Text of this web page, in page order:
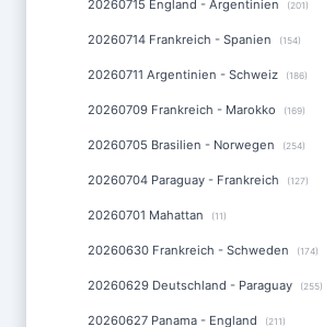
20260715 England - Argentinien (201)
20260714 Frankreich - Spanien (154)
20260711 Argentinien - Schweiz (186)
20260709 Frankreich - Marokko (169)
20260705 Brasilien - Norwegen (254)
20260704 Paraguay - Frankreich (127)
20260701 Mahattan (11)
20260630 Frankreich - Schweden (174)
20260629 Deutschland - Paraguay (255)
20260627 Panama - England (211)